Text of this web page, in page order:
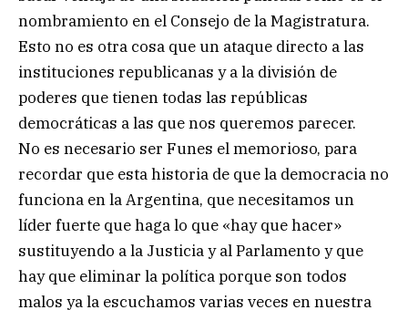
nombramiento en el Consejo de la Magistratura.
Esto no es otra cosa que un ataque directo a las
instituciones republicanas y a la división de
poderes que tienen todas las repúblicas
democráticas a las que nos queremos parecer.
No es necesario ser Funes el memorioso, para
recordar que esta historia de que la democracia no
funciona en la Argentina, que necesitamos un
líder fuerte que haga lo que «hay que hacer»
sustituyendo a la Justicia y al Parlamento y que
hay que eliminar la política porque son todos
malos ya la escuchamos varias veces en nuestra